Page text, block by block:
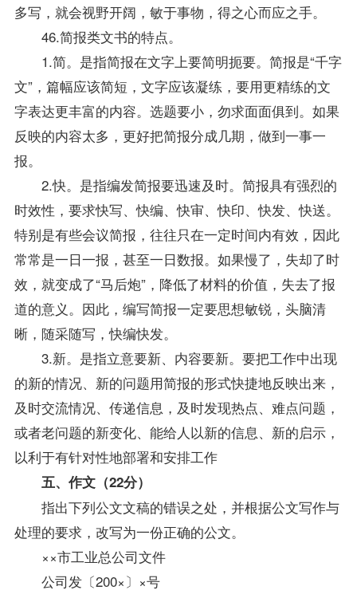
多写，就会视野开阔，敏于事物，得之心而应之手。
46.简报类文书的特点。
1.简。是指简报在文字上要简明扼要。简报是“千字
文”，篇幅应该简短，文字应该凝练，要用更精练的文
字表达更丰富的内容。选题要小，勿求面面俱到。如果
反映的内容太多，更好把简报分成几期，做到一事一
报。
2.快。是指编发简报要迅速及时。简报具有强烈的
时效性，要求快写、快编、快审、快印、快发、快送。
特别是有些会议简报，往往只在一定时间内有效，因此
常常是一日一报，甚至一日数报。如果慢了，失却了时
效，就变成了“马后炮”，降低了材料的价值，失去了报
道的意义。因此，编写简报一定要思想敏锐，头脑清
晰，随采随写，快编快发。
3.新。是指立意要新、内容要新。要把工作中出现
的新的情况、新的问题用简报的形式快捷地反映出来，
及时交流情况、传递信息，及时发现热点、难点问题，
或者老问题的新变化、能给人以新的信息、新的启示，
以利于有针对性地部署和安排工作
五、作文（22分）
指出下列公文文稿的错误之处，并根据公文写作与
处理的要求，改写为一份正确的公文。
××市工业总公司文件
公司发〔200×〕×号